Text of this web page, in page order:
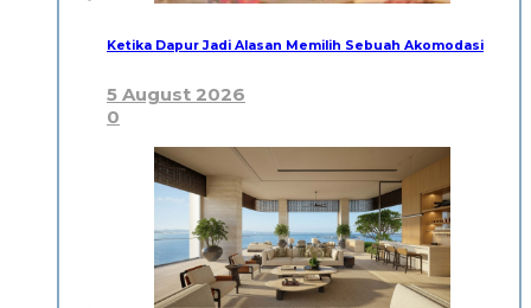
Ketika Dapur Jadi Alasan Memilih Sebuah Akomodasi
5 August 2026
0